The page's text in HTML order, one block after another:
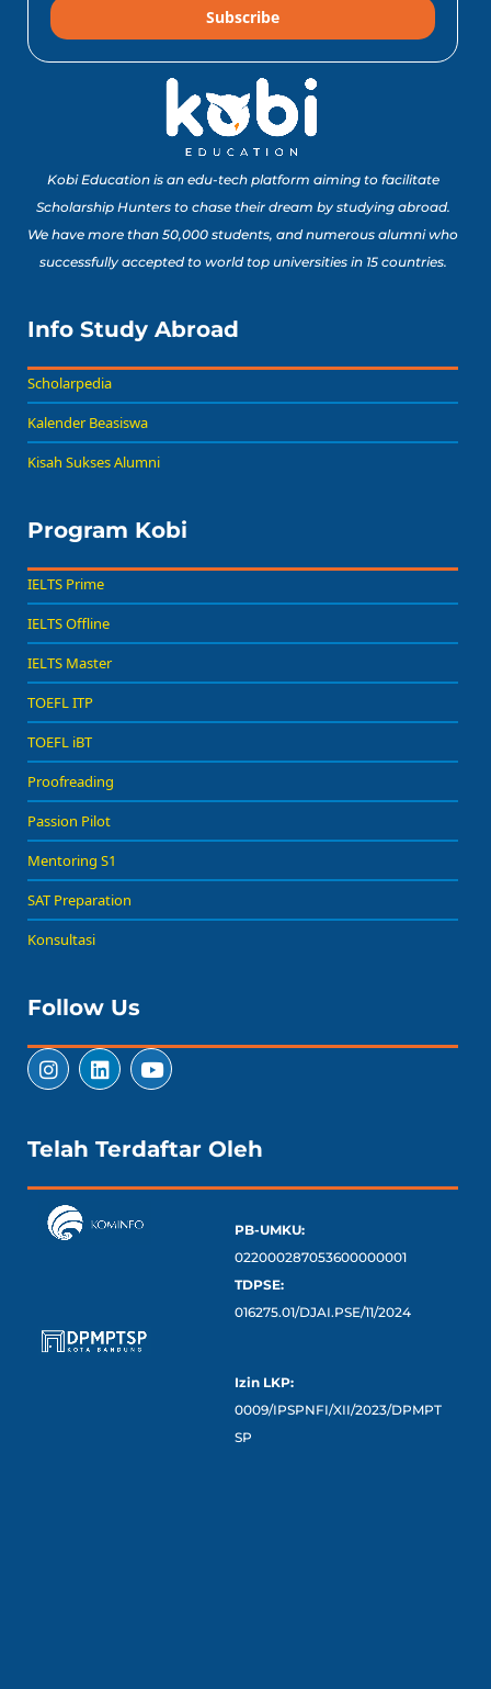
Subscribe
Kobi Education is an edu-tech platform aiming to facilitate
Scholarship Hunters to chase their dream by studying abroad.
We have more than 50,000 students, and numerous alumni who
successfully accepted to world top universities in 15 countries.
Info Study Abroad
Scholarpedia
Kalender Beasiswa
Kisah Sukses Alumni
Program Kobi
IELTS Prime
IELTS Offline
IELTS Master
TOEFL ITP
TOEFL iBT
Proofreading
Passion Pilot
Mentoring S1
SAT Preparation
Konsultasi
Follow Us
Telah Terdaftar Oleh
PB-UMKU:
022000287053600000001
TDPSE:
016275.01/DJAI.PSE/11/2024
Izin LKP:
0009/IPSPNFI/XII/2023/DPMPT
SP